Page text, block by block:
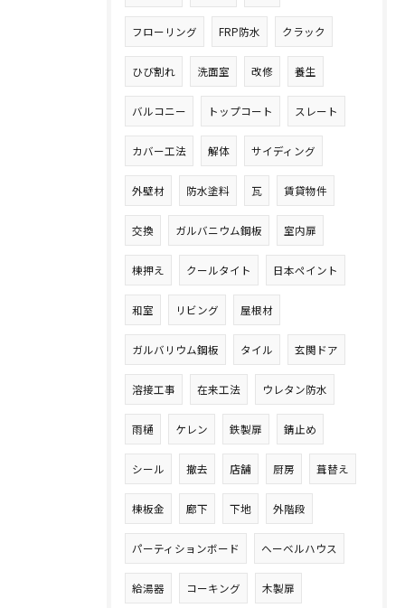
フローリング FRP防水 クラック
ひび割れ 洗面室 改修 養生
バルコニー トップコート スレート
カバー工法 解体 サイディング
外壁材 防水塗料 瓦 賃貸物件
交換 ガルバニウム鋼板 室内扉
棟押え クールタイト 日本ペイント
和室 リビング 屋根材
ガルバリウム鋼板 タイル 玄関ドア
溶接工事 在来工法 ウレタン防水
雨樋 ケレン 鉄製扉 錆止め
シール 撤去 店舗 厨房 葺替え
棟板金 廊下 下地 外階段
パーティションボード ヘーベルハウス
給湯器 コーキング 木製扉